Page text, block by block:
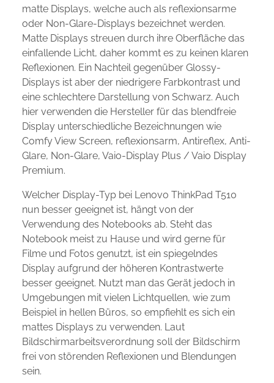
matte Displays, welche auch als reflexionsarme
oder Non-Glare-Displays bezeichnet werden.
Matte Displays streuen durch ihre Oberfläche das
einfallende Licht, daher kommt es zu keinen klaren
Reflexionen. Ein Nachteil gegenüber Glossy-
Displays ist aber der niedrigere Farbkontrast und
eine schlechtere Darstellung von Schwarz. Auch
hier verwenden die Hersteller für das blendfreie
Display unterschiedliche Bezeichnungen wie
Comfy View Screen, reflexionsarm, Antireflex, Anti-
Glare, Non-Glare, Vaio-Display Plus / Vaio Display
Premium.
Welcher Display-Typ bei Lenovo ThinkPad T510
nun besser geeignet ist, hängt von der
Verwendung des Notebooks ab. Steht das
Notebook meist zu Hause und wird gerne für
Filme und Fotos genutzt, ist ein spiegelndes
Display aufgrund der höheren Kontrastwerte
besser geeignet. Nutzt man das Gerät jedoch in
Umgebungen mit vielen Lichtquellen, wie zum
Beispiel in hellen Büros, so empfiehlt es sich ein
mattes Displays zu verwenden. Laut
Bildschirmarbeitsverordnung soll der Bildschirm
frei von störenden Reflexionen und Blendungen
sein.